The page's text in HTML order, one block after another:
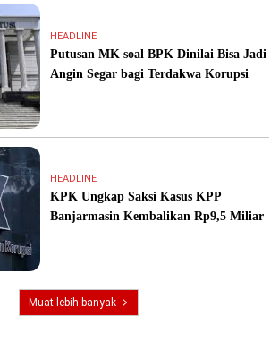
HEADLINE
Putusan MK soal BPK Dinilai Bisa Jadi
Angin Segar bagi Terdakwa Korupsi
HEADLINE
KPK Ungkap Saksi Kasus KPP
Banjarmasin Kembalikan Rp9,5 Miliar
Muat lebih banyak